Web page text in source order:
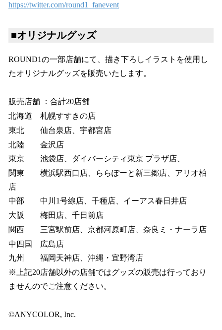
https://twitter.com/round1_fanevent
■オリジナルグッズ
ROUND1の一部店舗にて、描き下ろしイラストを使用し
たオリジナルグッズを販売いたします。
販売店舗 ：合計20店舗
北海道 札幌すすきの店
東北 仙台泉店、宇都宮店
北陸 金沢店
東京 池袋店、ダイバーシティ東京 プラザ店、
関東 横浜駅西口店、ららぽーと新三郷店、アリオ柏
店
中部 中川1号線店、千種店、イーアス春日井店
大阪 梅田店、千日前店
関西 三宮駅前店、京都河原町店、奈良ミ・ナーラ店
中四国 広島店
九州 福岡天神店、沖縄・宜野湾店
※上記20店舗以外の店舗ではグッズの販売は行っており
ませんのでご注意ください。
©ANYCOLOR, Inc.